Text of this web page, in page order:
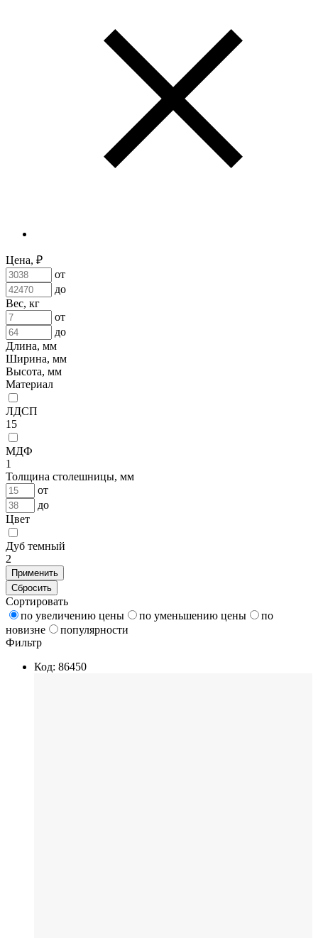
Цена, ₽
от
до
Вес, кг
от
до
Длина, мм
Ширина, мм
Высота, мм
Материал
ЛДСП
15
МДФ
1
Толщина столешницы, мм
от
до
Цвет
Дуб темный
2
Применить
Сбросить
Сортировать
по увеличению цены
по уменьшению цены
по
новизне
популярности
Фильтр
Код: 86450